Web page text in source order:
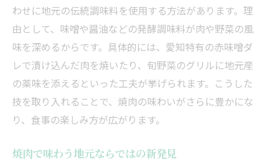
わせに地元の伝統調味料を使用する方法があります。理
由として、味噌や醤油などの発酵調味料が肉や野菜の風
味を深めるからです。具体的には、愛知特有の赤味噌ダ
レで漬け込んだ肉を焼いたり、旬野菜のグリルに地元産
の薬味を添えるといった工夫が挙げられます。こうした
技を取り入れることで、焼肉の味わいがさらに豊かにな
り、食事の楽しみ方が広がります。
焼肉で味わう地元ならではの新発見